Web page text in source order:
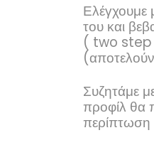
Ελέγχουμε
του και
( two step
Συζητάμε
προφίλ θα
περίπτωση